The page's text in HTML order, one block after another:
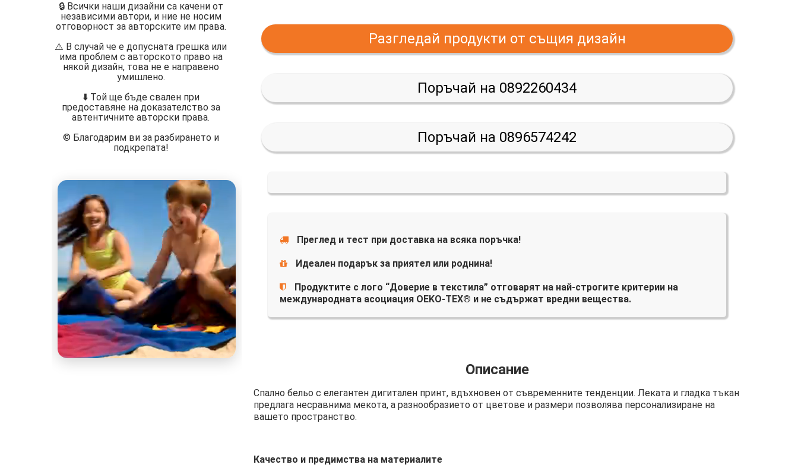
🔒 Всички наши дизайни са качени от
независими автори, и ние не носим
отговорност за авторските им права.
⚠️ В случай че е допусната грешка или
има проблем с авторското право на
някой дизайн, това не е направено
умишлено.
⬇️ Той ще бъде свален при
предоставяне на доказателство за
автентичните авторски права.
©️ Благодарим ви за разбирането и
подкрепата!
Разгледай продукти от същия дизайн
Поръчай на 0892260434
Поръчай на 0896574242
Преглед и тест при доставка на всяка поръчка!
Идеален подарък за приятел или роднина!
Продуктите с лого “Доверие в текстила” отговарят на най-строгите критерии на
международната асоциация OEKO-TEX® и не съдържат вредни вещества.
Описание
Спално бельо с елегантен дигитален принт, вдъхновен от съвременните тенденции. Леката и гладка тъкан
предлага несравнима мекота, а разнообразието от цветове и размери позволява персонализиране на
вашето пространство.
Качество и предимства на материалите